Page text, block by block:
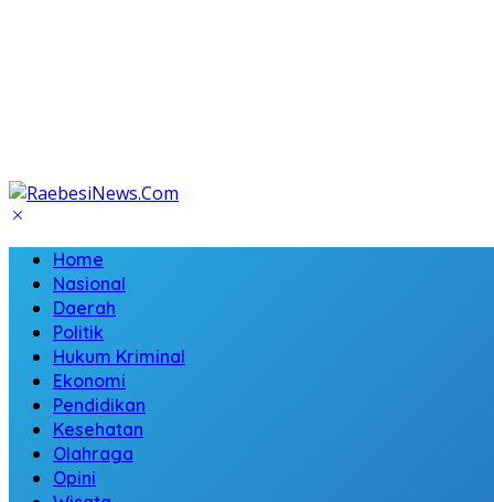
Home
Nasional
Daerah
Politik
Hukum Kriminal
Ekonomi
Pendidikan
Kesehatan
Olahraga
Opini